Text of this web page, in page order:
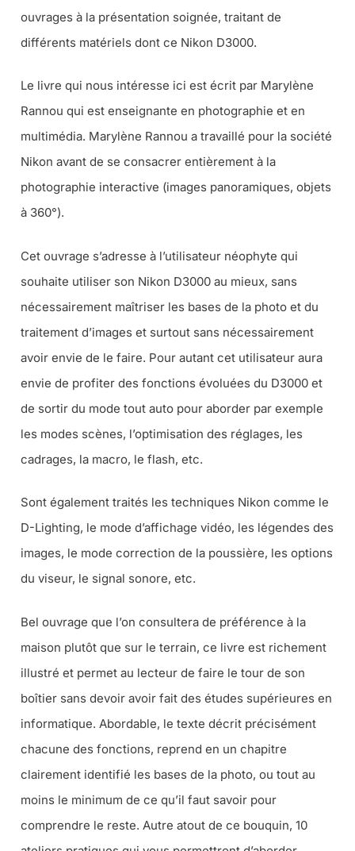
ouvrages à la présentation soignée, traitant de
différents matériels dont ce Nikon D3000.
Le livre qui nous intéresse ici est écrit par Marylène
Rannou qui est enseignante en photographie et en
multimédia. Marylène Rannou a travaillé pour la société
Nikon avant de se consacrer entièrement à la
photographie interactive (images panoramiques, objets
à 360°).
Cet ouvrage s’adresse à l’utilisateur néophyte qui
souhaite utiliser son Nikon D3000 au mieux, sans
nécessairement maîtriser les bases de la photo et du
traitement d’images et surtout sans nécessairement
avoir envie de le faire. Pour autant cet utilisateur aura
envie de profiter des fonctions évoluées du D3000 et
de sortir du mode tout auto pour aborder par exemple
les modes scènes, l’optimisation des réglages, les
cadrages, la macro, le flash, etc.
Sont également traités les techniques Nikon comme le
D-Lighting, le mode d’affichage vidéo, les légendes des
images, le mode correction de la poussière, les options
du viseur, le signal sonore, etc.
Bel ouvrage que l’on consultera de préférence à la
maison plutôt que sur le terrain, ce livre est richement
illustré et permet au lecteur de faire le tour de son
boîtier sans devoir avoir fait des études supérieures en
informatique. Abordable, le texte décrit précisément
chacune des fonctions, reprend en un chapitre
clairement identifié les bases de la photo, ou tout au
moins le minimum de ce qu’il faut savoir pour
comprendre le reste. Autre atout de ce bouquin, 10